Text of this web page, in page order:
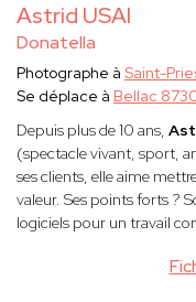
Astrid USAI
Donatella
Photographe à Saint-
Se déplace à Bellac
Depuis plus de 10 ans,
(spectacle vivant, sport,
ses clients, elle aime
valeur. Ses points forts ?
logiciels pour un travail